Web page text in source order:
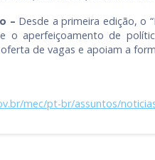
– Desde a primeira edição, o
o aperfeiçoamento de
de vagas e apoiam a
mec/pt-br/assuntos/